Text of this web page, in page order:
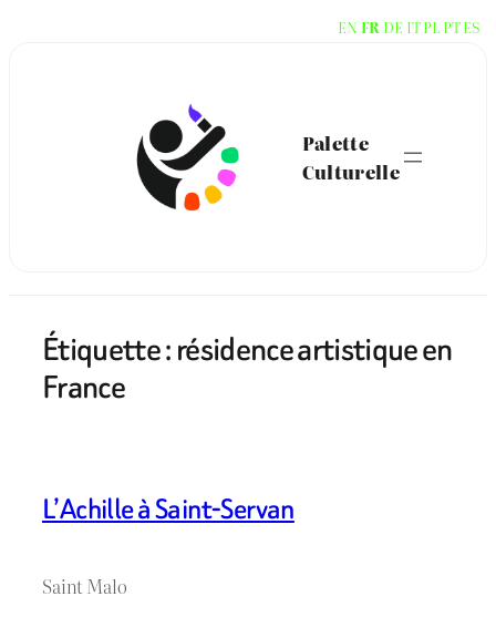
Palette
Culturelle
Étiquette :résidence artistique en
France
L’Achille à Saint-Servan
Saint Malo
EN FR DE ITPL PTES